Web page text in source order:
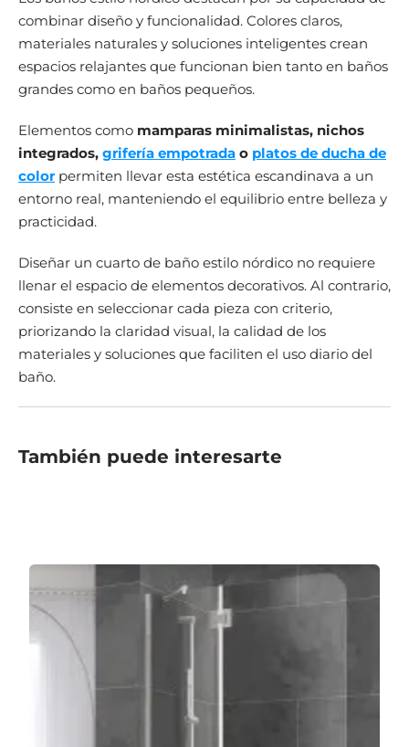
combinar diseño y funcionalidad. Colores claros,
materiales naturales y soluciones inteligentes crean
espacios relajantes que funcionan bien tanto en baños
grandes como en baños pequeños.
Elementos como mamparas minimalistas, nichos
integrados, grifería empotrada o platos de ducha de
colorpermiten llevar esta estética escandinava a un
entorno real, manteniendo el equilibrio entre belleza y
practicidad.
Diseñar un cuarto de baño estilo nórdico no requiere
llenar el espacio de elementos decorativos. Al contrario,
consiste en seleccionar cada pieza con criterio,
priorizando la claridad visual, la calidad de los
materiales y soluciones que faciliten el uso diario del
baño.
También puede interesarte